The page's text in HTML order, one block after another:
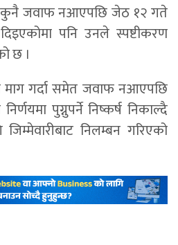
कुनै जवाफ नआएपछि जेठ १२ गते
पनि उनले स्पष्टीकरण
छ ।
गर्दा समेत जवाफ नआएपछि
पुग्नुपर्ने निष्कर्ष निकाल्दै
निलम्बन गरिएको